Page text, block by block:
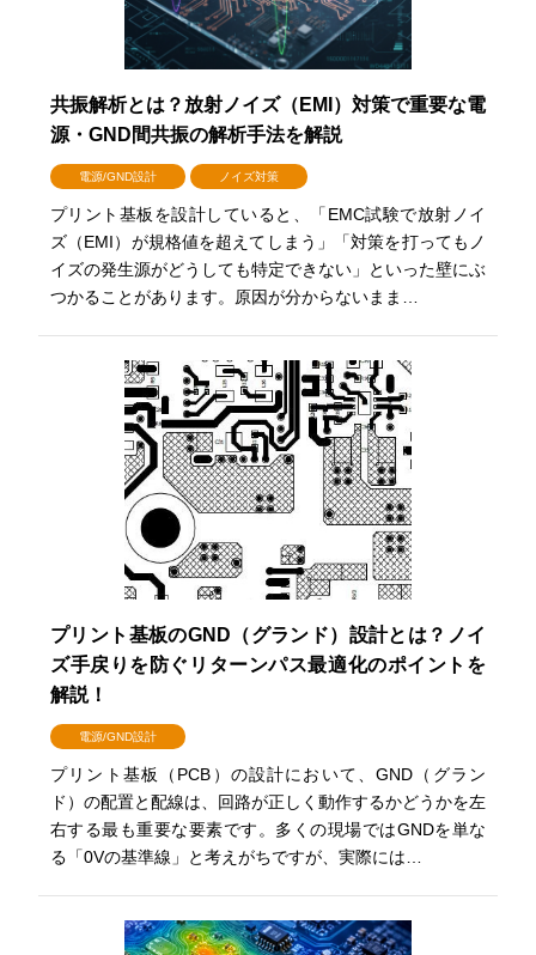
共振解析とは？放射ノイズ（EMI）対策で重要な電
源・GND間共振の解析手法を解説
電源/GND設計 ノイズ対策
プリント基板を設計していると、「EMC試験で放射ノイ
ズ（EMI）が規格値を超えてしまう」「対策を打ってもノ
イズの発生源がどうしても特定できない」といった壁にぶ
つかることがあります。原因が分からないまま…
プリント基板のGND（グランド）設計とは？ノイ
ズ手戻りを防ぐリターンパス最適化のポイントを
解説！
電源/GND設計
プリント基板（PCB）の設計において、GND（グラン
ド）の配置と配線は、回路が正しく動作するかどうかを左
右する最も重要な要素です。多くの現場ではGNDを単な
る「0Vの基準線」と考えがちですが、実際には…